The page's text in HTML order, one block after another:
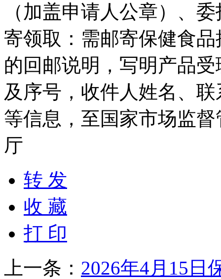
（加盖申请人公章）、
寄领取：需邮寄保健食
的回邮说明，写明产品
及序号，收件人姓名、
等信息，至国家市场监
厅
转 发
收 藏
打 印
上一条： 2026年4月15日